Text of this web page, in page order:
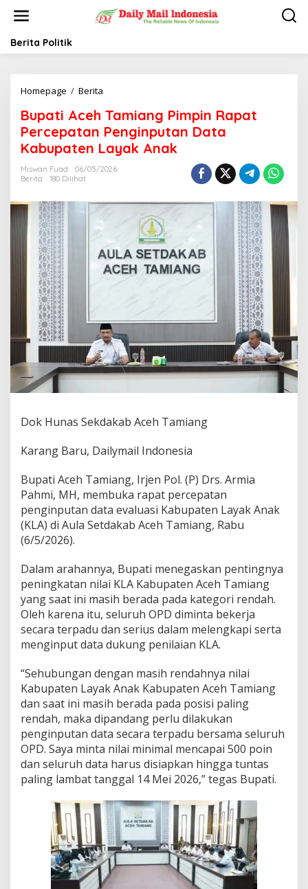
t
Berita Politik
Homepage / Berita
p
a
t
i
A
h
i
a
n
m
p
i
n
R
t
e
e
p
a
t
e
n
g
n
p
u
a
n
D
a
t
a
K
b
u
a
e
n
L
a
y
Bupati Aceh Tamiang Pimpin Rapat
Percepatan Penginputan Data
Kabupaten Layak Anak
Miswan Fuad
06/05/2026
Berita
180 Dilihat
Dok Hunas Sekdakab Aceh Tamiang
Karang Baru, Dailymail Indonesia
Bupati Aceh Tamiang, Irjen Pol. (P) Drs. Armia
Pahmi, MH, membuka rapat percepatan
penginputan data evaluasi Kabupaten Layak Anak
(KLA) di Aula Setdakab Aceh Tamiang, Rabu
(6/5/2026).
Dalam arahannya, Bupati menegaskan pentingnya
peningkatan nilai KLA Kabupaten Aceh Tamiang
yang saat ini masih berada pada kategori rendah.
Oleh karena itu, seluruh OPD diminta bekerja
secara terpadu dan serius dalam melengkapi serta
menginput data dukung penilaian KLA.
“Sehubungan dengan masih rendahnya nilai
Kabupaten Layak Anak Kabupaten Aceh Tamiang
dan saat ini masih berada pada posisi paling
rendah, maka dipandang perlu dilakukan
penginputan data secara terpadu bersama seluruh
OPD. Saya minta nilai minimal mencapai 500 poin
dan seluruh data harus disiapkan hingga tuntas
paling lambat tanggal 14 Mei 2026,” tegas Bupati.